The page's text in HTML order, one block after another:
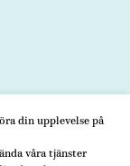
din upplevelse på
våra tjänster